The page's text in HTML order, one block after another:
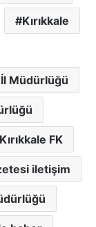
Kırıkkale
Müdürlüğü
FK
iletişim